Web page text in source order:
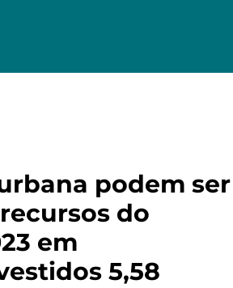
podem ser
do
em
5,58